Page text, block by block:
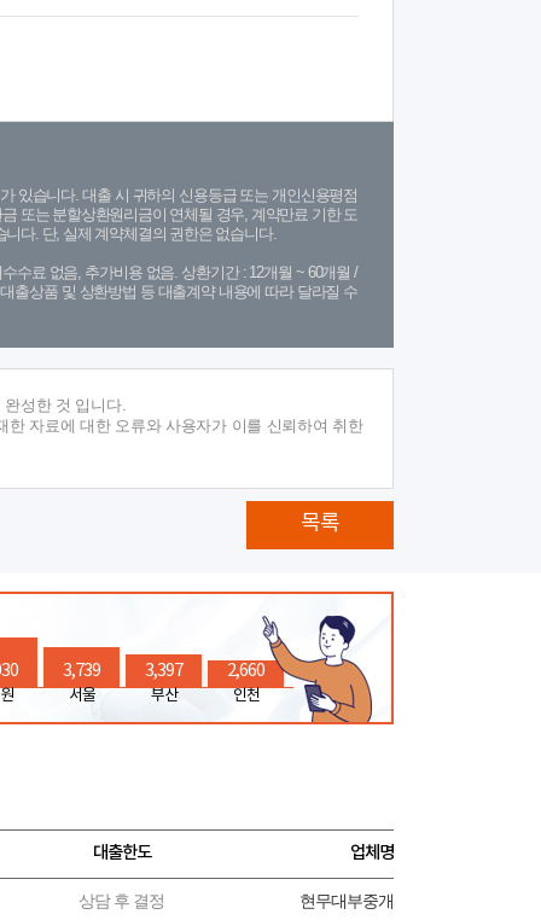
있습니다. 대출 시 귀하의 신용등급 또는 개인신용평점
또는 분할상환원리금이 연체될 경우, 계약만료 기한 도
다. 단, 실제 계약체결의 권한은 없습니다.
수료 없음, 추가비용 없음. 상환기간 : 12개월 ~ 60개월 /
출상품 및 상환방법 등 대출계약 내용에 따라 달라질 수
성한 것 입니다.
한 자료에 대한 오류와 사용자가 이를 신뢰하여 취한
목록
3,739
서울
3,397
부산
2,660
인천
대출한도 업체명
상담 후 결정 현무대부중개